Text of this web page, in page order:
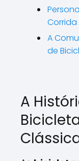
Corrida
A
de
A